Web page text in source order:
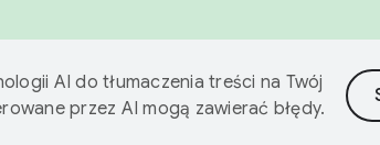
AI do tłumaczenia treści na Twój
przez AI mogą zawierać błędy.